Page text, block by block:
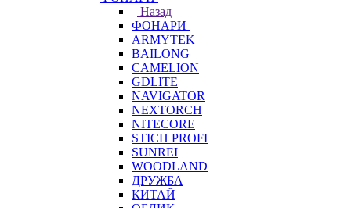
Назад
ФОНАРИ
ARMYTEK
BAILONG
CAMELION
GDLITE
NAVIGATOR
NEXTORCH
NITECORE
STICH PROFI
SUNREI
WOODLAND
ДРУЖБА
КИТАЙ